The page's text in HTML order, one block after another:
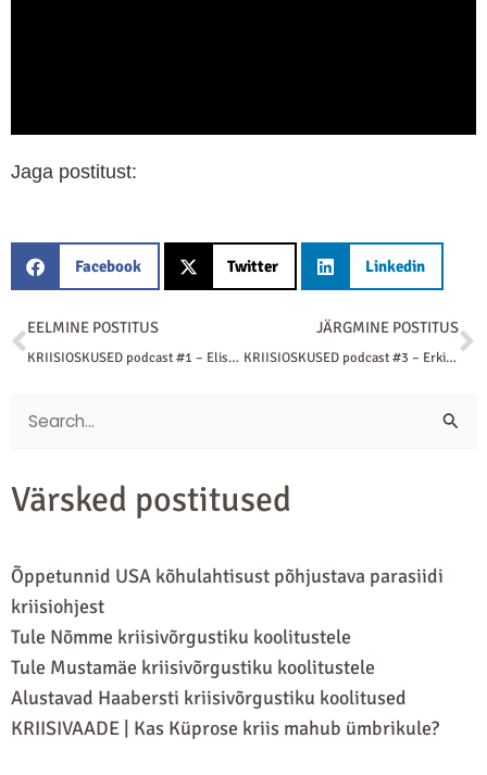
Jaga postitust:
Facebook Twitter Linkedin
Prev
EELMINE POSTITUS
KRIISIOSKUSED podcast #1 – Elisa Jakson Naiskodukaitsest
JÄRGMINE POSTITUS
KRIISIOSKUSED podcast #3 – Erki Naumanis küberturvalisusest
Search
Värsked postitused
Õppetunnid USA kõhulahtisust põhjustava parasiidi
kriisiohjest
Tule Nõmme kriisivõrgustiku koolitustele
Tule Mustamäe kriisivõrgustiku koolitustele
Alustavad Haabersti kriisivõrgustiku koolitused
KRIISIVAADE | Kas Küprose kriis mahub ümbrikule?